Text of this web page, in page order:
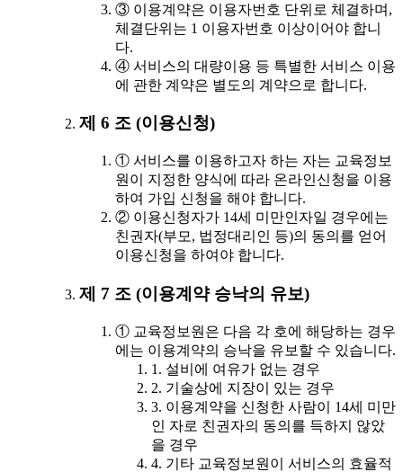
③ 이용계약은 이용자번호 단위로 체결하며,
체결단위는 1 이용자번호 이상이어야 합니
다.
④ 서비스의 대량이용 등 특별한 서비스 이용
에 관한 계약은 별도의 계약으로 합니다.
제 6 조 (이용신청)
① 서비스를 이용하고자 하는 자는 교육정보
원이 지정한 양식에 따라 온라인신청을 이용
하여 가입 신청을 해야 합니다.
② 이용신청자가 14세 미만인자일 경우에는
친권자(부모, 법정대리인 등)의 동의를 얻어
이용신청을 하여야 합니다.
제 7 조 (이용계약 승낙의 유보)
① 교육정보원은 다음 각 호에 해당하는 경우
에는 이용계약의 승낙을 유보할 수 있습니다.
1. 설비에 여유가 없는 경우
2. 기술상에 지장이 있는 경우
3. 이용계약을 신청한 사람이 14세 미만
인 자로 친권자의 동의를 득하지 않았
을 경우
4. 기타 교육정보원이 서비스의 효율적